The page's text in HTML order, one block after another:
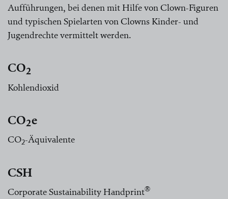
Aufführungen, bei denen mit Hilfe von Clown-Figuren
und typischen Spielarten von Clowns Kinder- und
Jugendrechte vermittelt werden.
CO2
Kohlendioxid
CO2e
CO2-Äquivalente
CSH
Corporate Sustainability Handprint®